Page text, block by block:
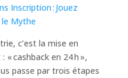
Inscription : Jouez
Mythe
c’est la mise en
cashback en 24 h »,
passe par trois étapes